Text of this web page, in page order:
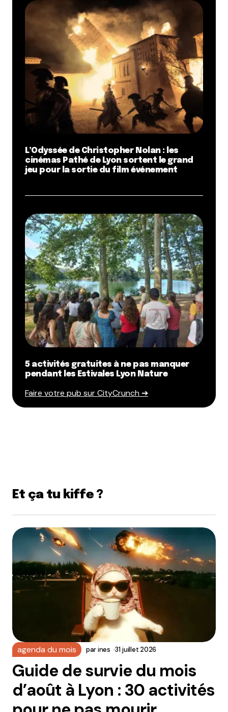
L’Odyssée de Christopher Nolan : les
cinémas Pathé de Lyon sortent le grand
jeu pour la sortie du film événement
5 activités gratuites à ne pas manquer
pendant les Estivales Lyon Nature
Faire votre pub sur CityCrunch ➔
Et ça tu kiffe ?
agenda du mois parines 31 juillet 2026
Guide de survie du mois
d’août à Lyon : 30 activités